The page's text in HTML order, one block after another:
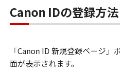
Canon IDの登録方法
「Canon ID 新規登録ページ
面が表示されます。